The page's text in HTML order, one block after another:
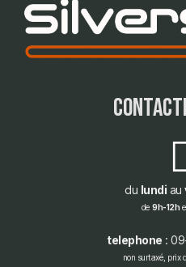
du lundi au
de 9h-12h
telephone :
non surtaxé, prix